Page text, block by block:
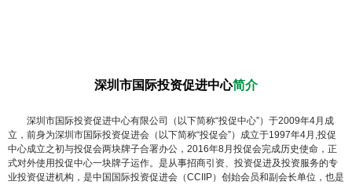
深圳市国际投资促进中心简介
深圳市国际投资促进中心有限公司（以下简称“投促中心”）于2009年4月成
立，前身为深圳市国际投资促进会（以下简称“投促会”）成立于1997年4月,投促
中心成立之初与投促会两块牌子合署办公，2016年8月投促会完成历史使命，正
式对外使用投促中心一块牌子运作。是从事招商引资、投资促进及投资服务的专
业投资促进机构，是中国国际投资促进会（CCIIP）创始会员和副会长单位，也是